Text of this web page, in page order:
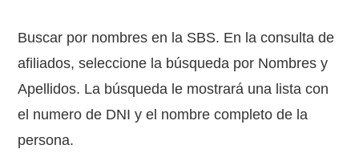
Buscar por nombres en la SBS. En la consulta de
afiliados, seleccione la búsqueda por Nombres y
Apellidos. La búsqueda le mostrará una lista con
el numero de DNI y el nombre completo de la
persona.